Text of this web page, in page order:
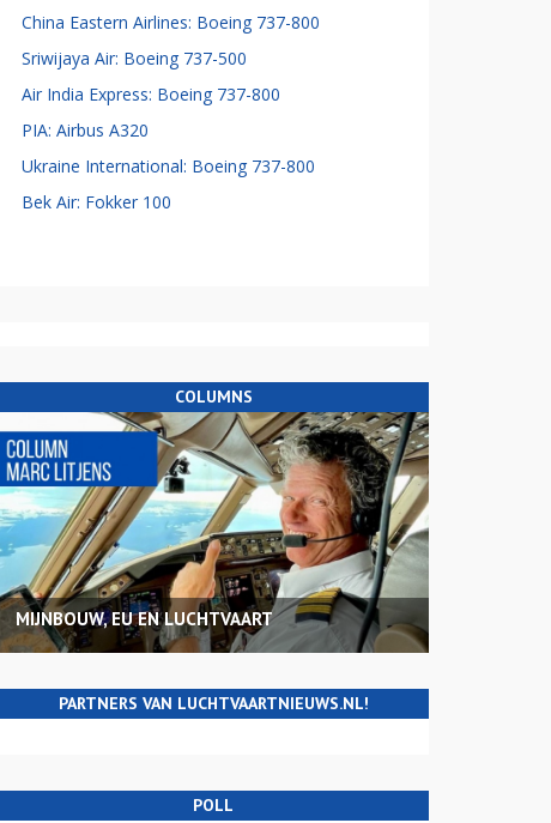
China Eastern Airlines: Boeing 737-800
Sriwijaya Air: Boeing 737-500
Air India Express: Boeing 737-800
PIA: Airbus A320
Ukraine International: Boeing 737-800
Bek Air: Fokker 100
COLUMNS
MIJNBOUW, EU EN LUCHTVAART
PARTNERS VAN LUCHTVAARTNIEUWS.NL!
POLL